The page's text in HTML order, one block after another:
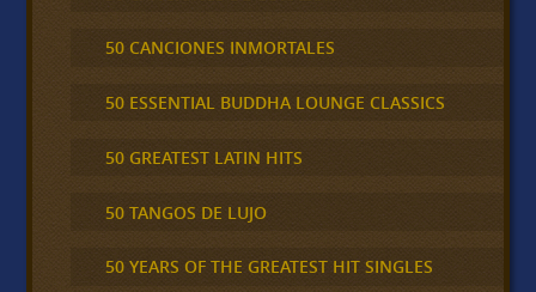
50 CANCIONES INMORTALES
50 ESSENTIAL BUDDHA LOUNGE CLASSICS
50 GREATEST LATIN HITS
50 TANGOS DE LUJO
50 YEARS OF THE GREATEST HIT SINGLES